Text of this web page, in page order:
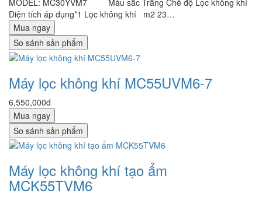
MODEL: MC30YVM7 Màu sắc Trắng Chế độ Lọc không khí
Diện tích áp dụng*1 Lọc không khí m2 23…
Mua ngay
So sánh sản phẩm
Máy lọc không khí MC55UVM6-7
6,550,000đ
Mua ngay
So sánh sản phẩm
Máy lọc không khí tạo ẩm
MCK55TVM6